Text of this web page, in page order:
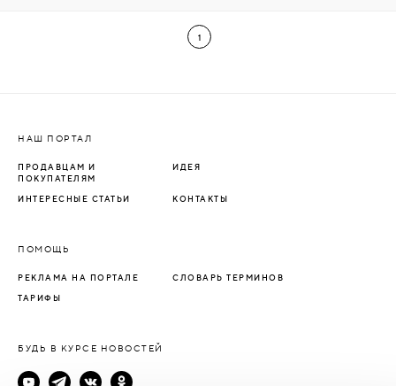
1
НАШ ПОРТАЛ
ПРОДАВЦАМ И
ПОКУПАТЕЛЯМ
ИДЕЯ
ИНТЕРЕСНЫЕ СТАТЬИ КОНТАКТЫ
ПОМОЩЬ
РЕКЛАМА НА ПОРТАЛЕ СЛОВАРЬ ТЕРМИНОВ
ТАРИФЫ
БУДЬ В КУРСЕ НОВОСТЕЙ